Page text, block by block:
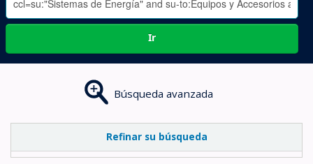
Ir
Búsqueda avanzada
Refinar su búsqueda